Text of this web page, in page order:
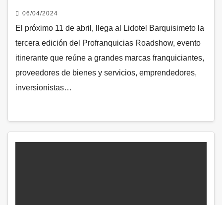
06/04/2024
El próximo 11 de abril, llega al Lidotel Barquisimeto la
tercera edición del Profranquicias Roadshow, evento
itinerante que reúne a grandes marcas franquiciantes,
proveedores de bienes y servicios, emprendedores,
inversionistas…